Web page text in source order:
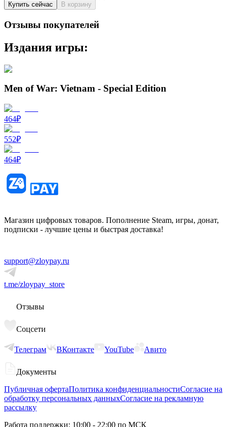
Купить сейчас В корзину
Отзывы покупателей
Издания игры:
Men of War: Vietnam - Special Edition
464₽
552₽
464₽
Магазин цифровых товаров. Пополнение Steam, игры, донат,
подписки - лучшие цены и быстрая доставка!
support@zloypay.ru
t.me/zloypay_store
Отзывы
Соцсети
Телеграм ВКонтакте YouTube Авито
Документы
Публичная офертаПолитика конфиденциальностиСогласие на
обработку персональных данныхСогласие на рекламную
рассылку
Работа поддержки: 10:00 - 22:00 по МСК